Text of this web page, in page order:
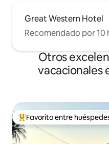
Great Western Hotel
Recomendado por
Otros
vacacionales
De los mejores en Favorito
Favorito entre